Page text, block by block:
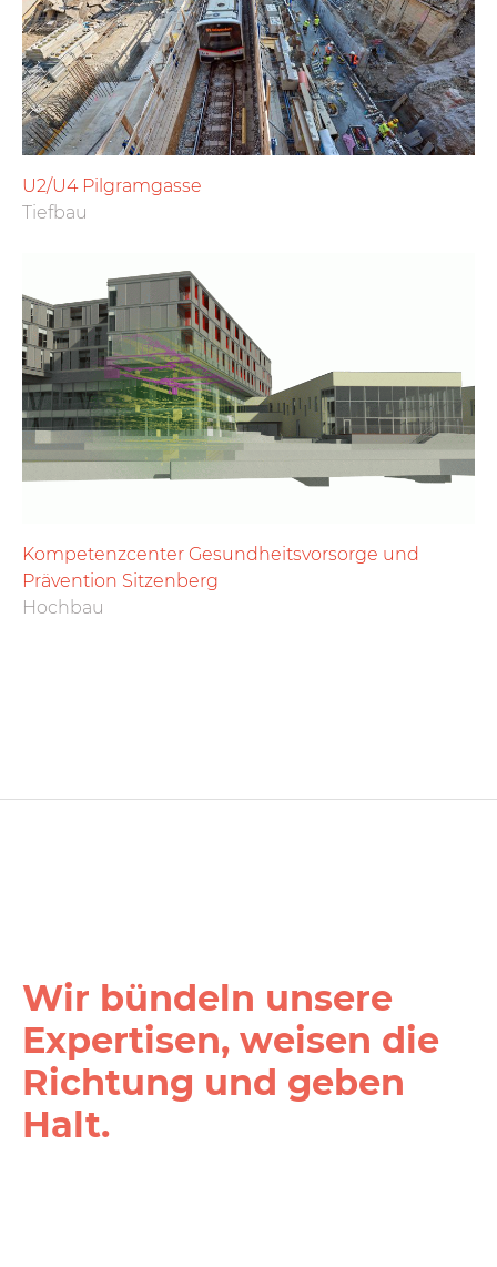
U2/U4 Pilgramgasse
Tiefbau
Kompetenzcenter Gesundheitsvorsorge und
Prävention Sitzenberg
Hochbau
Wir bündeln unsere
Expertisen, weisen die
Richtung und geben
Halt.